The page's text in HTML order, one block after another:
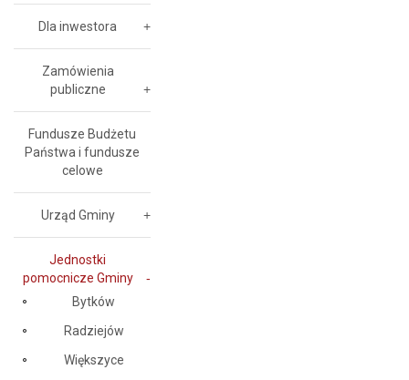
Dla inwestora
Zamówienia
publiczne
Fundusze Budżetu
Państwa i fundusze
celowe
Urząd Gminy
Jednostki
pomocnicze Gminy
Bytków
Radziejów
Większyce